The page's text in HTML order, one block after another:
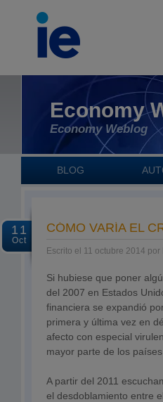
Economy
Economy Weblog
BLOG
11
Oct
CÓMO VARÍA EL
Escrito el 11 octubre 2014
Si hubiese que poner
del 2007 en Estados
financiera se expandió
primera y última vez en
afecto con especial
mayor parte de los
A partir del 2011
el desdoblamiento entre